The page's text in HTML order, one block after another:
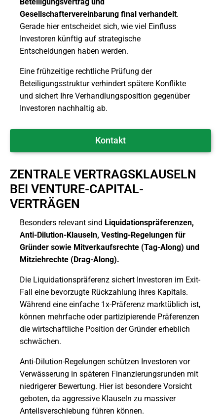
Beteiligungsvertrag und
Gesellschaftervereinbarung final verhandelt.
Gerade hier entscheidet sich, wie viel Einfluss
Investoren künftig auf strategische
Entscheidungen haben werden.
Eine frühzeitige rechtliche Prüfung der
Beteiligungsstruktur verhindert spätere Konflikte
und sichert Ihre Verhandlungsposition gegenüber
Investoren nachhaltig ab.
Kontakt
ZENTRALE VERTRAGSKLAUSELN
BEI VENTURE-CAPITAL-
VERTRÄGEN
Besonders relevant sind Liquidationspräferenzen,
Anti-Dilution-Klauseln, Vesting-Regelungen für
Gründer sowie Mitverkaufsrechte (Tag-Along) und
Mitziehrechte (Drag-Along).
Die Liquidationspräferenz sichert Investoren im Exit-
Fall eine bevorzugte Rückzahlung ihres Kapitals.
Während eine einfache 1x-Präferenz marktüblich ist,
können mehrfache oder partizipierende Präferenzen
die wirtschaftliche Position der Gründer erheblich
schwächen.
Anti-Dilution-Regelungen schützen Investoren vor
Verwässerung in späteren Finanzierungsrunden mit
niedrigerer Bewertung. Hier ist besondere Vorsicht
geboten, da aggressive Klauseln zu massiver
Anteilsverschiebung führen können.